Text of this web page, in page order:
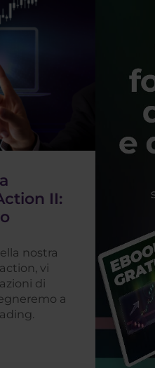
II:
nostra
vi
di
a